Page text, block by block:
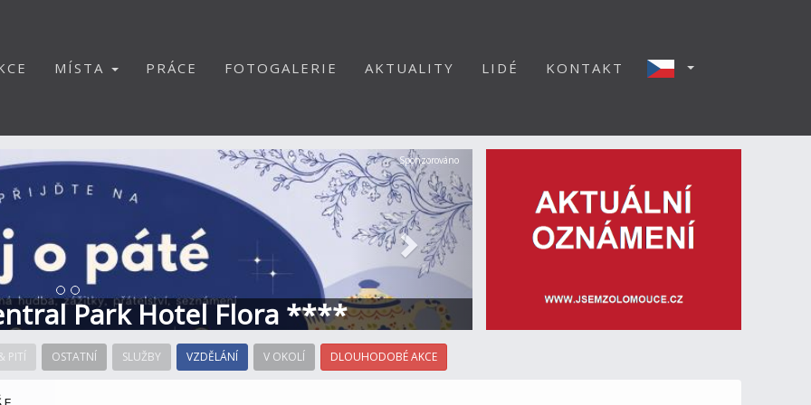
MÍSTA PRÁCE FOTOGALERIE AKTUALITY LIDÉ KONTAKT
Park Hotel Flora ****
Další
Sponzorováno
PITÍ OSTATNÍ SLUŽBY VZDĚLÁNÍ V OKOLÍ DLOUHODOBÉ AKCE